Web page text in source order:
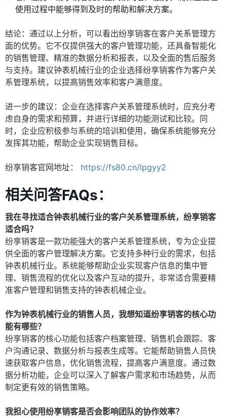
使用过程中能够得到及时的帮助和解决方案。
结论：通过以上分析，可以看出纷享销客在客户关系管理方
面的优势。它不仅提供强大的客户管理功能，还具备智能化
的销售管理、精准的数据分析和报表，以及全面的售后服务
与支持。建议钟表机械行业的企业选择纷享销客作为客户关
系管理系统，以提高销售效率和客户满意度。
进一步的建议：企业在选择客户关系管理系统时，应充分考
虑自身的需求和预算，并进行详细的功能测试和比较。同
时，企业应积极参与系统的培训和使用，确保系统能够充分
发挥其功能，帮助企业实现销售目标。
纷享销客官网地址： https://fs80.cn/lpgyy2
相关问答FAQs：
我在寻找适合钟表机械行业的客户关系管理系统，纷享销客
适合吗？
纷享销客是一款功能强大的客户关系管理系统，专为企业提
供全面的客户管理解决方案。它支持多种行业的需求，包括
钟表机械行业。系统能够帮助企业实现客户信息的集中管
理、销售流程的优化以及客户互动的提升，非常适合需要精
准客户管理和销售支持的钟表机械企业。
作为钟表机械行业的销售人员，我想知道纷享销客的核心功
能有哪些？
纷享销客的核心功能包括客户档案管理、销售机会跟踪、客
户沟通记录、数据分析与报表生成等。它能帮助销售人员快
速获取客户信息，优化销售流程，提高客户满意度。通过数
据分析功能，企业可以深入了解客户需求和市场趋势，从而
制定更有效的销售策略。
我担心使用纷享销客是否会影响团队的协作效率？